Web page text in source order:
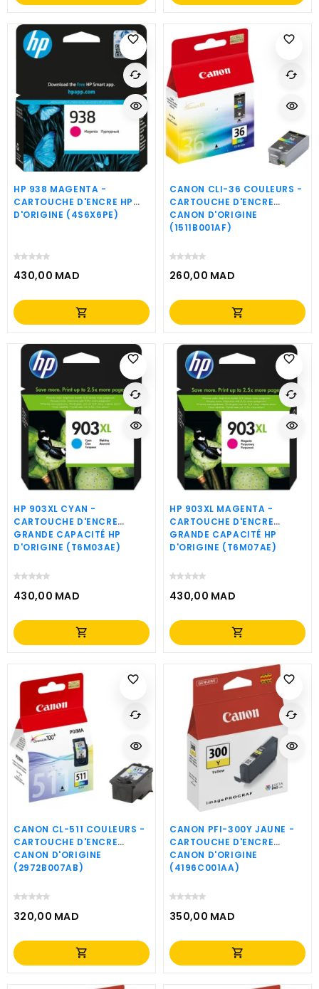
favorite_border
HP 938 MAGENTA -
CARTOUCHE D'ENCRE HP
D'ORIGINE (4S6X6PE)
430,00 MAD
Prix
shopping_cart
cached
visibility
favorite_border
CANON CLI-36 COULEURS -
CARTOUCHE D'ENCRE
CANON D'ORIGINE
(1511B001AF)
260,00 MAD
Prix
shopping_cart
cached
visibility
favorite_border
HP 903XL CYAN -
CARTOUCHE D'ENCRE
GRANDE CAPACITÉ HP
D'ORIGINE (T6M03AE)
430,00 MAD
Prix
shopping_cart
cached
visibility
favorite_border
HP 903XL MAGENTA -
CARTOUCHE D'ENCRE
GRANDE CAPACITÉ HP
D'ORIGINE (T6M07AE)
430,00 MAD
Prix
shopping_cart
cached
visibility
favorite_border
CANON CL-511 COULEURS -
CARTOUCHE D'ENCRE
CANON D'ORIGINE
(2972B007AB)
320,00 MAD
Prix
shopping_cart
cached
visibility
favorite_border
CANON PFI-300Y JAUNE -
CARTOUCHE D'ENCRE
CANON D'ORIGINE
(4196C001AA)
350,00 MAD
Prix
shopping_cart
cached
visibility